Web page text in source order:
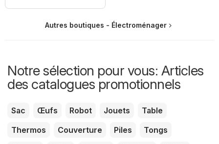
Autres boutiques - Électroménager
Notre sélection pour vous: Articles
des catalogues promotionnels
Sac Œufs Robot Jouets
Table
Thermos
Couverture Piles
Tongs